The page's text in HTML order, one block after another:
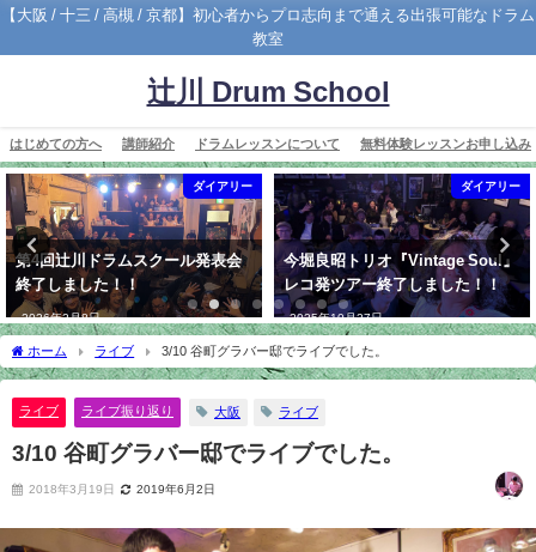
【大阪 / 十三 / 高槻 / 京都】初心者からプロ志向まで通える出張可能なドラム
教室
辻川 Drum School
はじめての方へ 講師紹介 ドラムレッスンについて 無料体験レッスンお申し込み
ダイアリー
第4回辻川ドラムスクール発表会
終了しました！！
2026年2月8日
ダイアリー
今堀良昭トリオ『Vintage Soul』
レコ発ツアー終了しました！！
2025年10月27日
ホーム ライブ 3/10 谷町グラバー邸でライブでした。
ライブ ライブ振り返り 大阪 ライブ
3/10 谷町グラバー邸でライブでした。
2018年3月19日 2019年6月2日